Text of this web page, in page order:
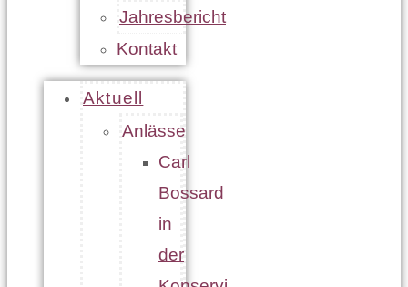
Jahresbericht
Kontakt
Aktuell
Anlässe
Carl
Bossard
in
der